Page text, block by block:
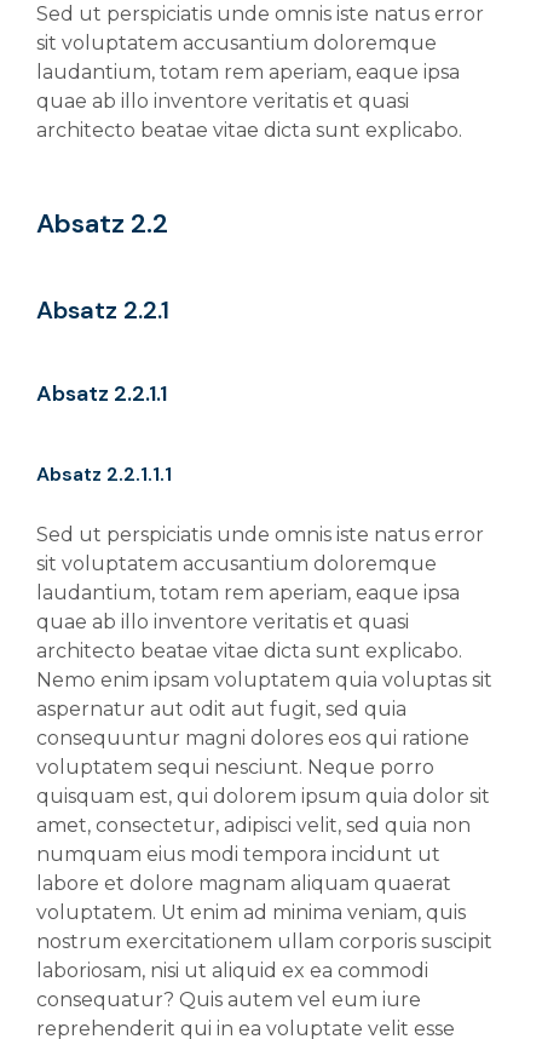
Sed ut perspiciatis unde omnis iste natus error
sit voluptatem accusantium doloremque
laudantium, totam rem aperiam, eaque ipsa
quae ab illo inventore veritatis et quasi
architecto beatae vitae dicta sunt explicabo.
Absatz 2.2
Absatz 2.2.1
Absatz 2.2.1.1
Absatz 2.2.1.1.1
Sed ut perspiciatis unde omnis iste natus error
sit voluptatem accusantium doloremque
laudantium, totam rem aperiam, eaque ipsa
quae ab illo inventore veritatis et quasi
architecto beatae vitae dicta sunt explicabo.
Nemo enim ipsam voluptatem quia voluptas sit
aspernatur aut odit aut fugit, sed quia
consequuntur magni dolores eos qui ratione
voluptatem sequi nesciunt. Neque porro
quisquam est, qui dolorem ipsum quia dolor sit
amet, consectetur, adipisci velit, sed quia non
numquam eius modi tempora incidunt ut
labore et dolore magnam aliquam quaerat
voluptatem. Ut enim ad minima veniam, quis
nostrum exercitationem ullam corporis suscipit
laboriosam, nisi ut aliquid ex ea commodi
consequatur? Quis autem vel eum iure
reprehenderit qui in ea voluptate velit esse